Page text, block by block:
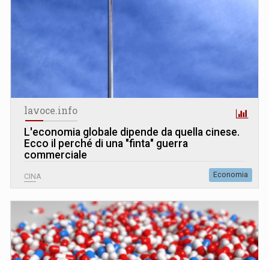
lavoce.info
L'economia globale dipende da quella cinese.
Ecco il perché di una "finta" guerra
commerciale
CINA Economia